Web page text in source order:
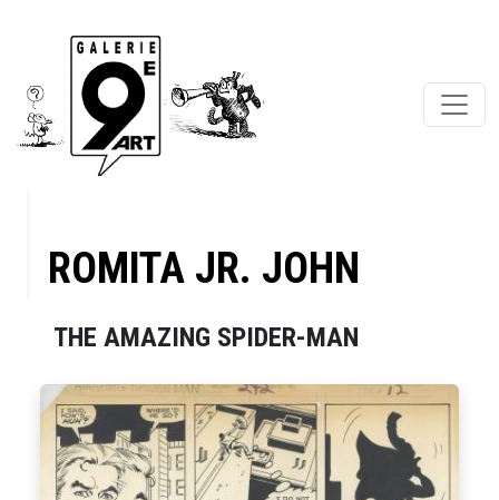
ROMITA JR. JOHN
THE AMAZING SPIDER-MAN